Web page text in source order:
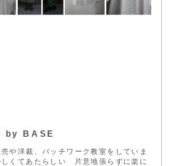
by BASE
や洋裁、パッチワーク教室をしていま
くてあたらしい 片意地張らずに楽に